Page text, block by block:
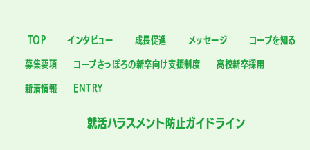
TOP インタビュー 成長促進 メッセージ コープを知る
募集要項 コープさっぽろの新卒向け支援制度 高校新卒採用
新着情報 ENTRY
就活ハラスメント防止ガイドライン